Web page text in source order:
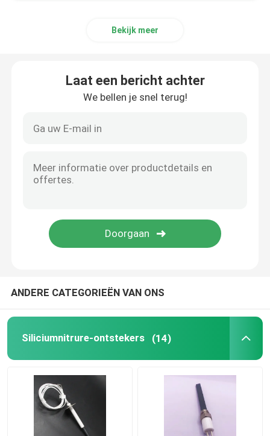
Bekijk meer
Laat een bericht achter
We bellen je snel terug!
ANDERE CATEGORIEËN VAN ONS
Siliciumnitrure-ontstekers (14)